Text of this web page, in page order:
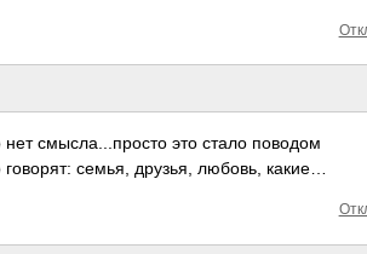
смысла...просто это стало поводом
семья, друзья, любовь, какие…